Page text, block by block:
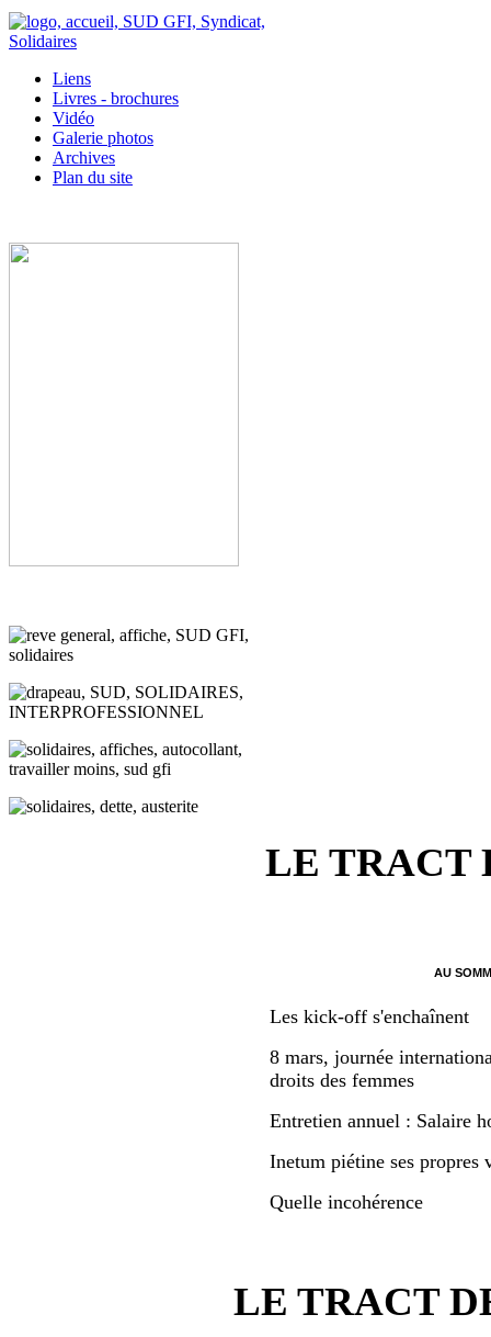
Liens
Livres - brochures
Vidéo
Galerie photos
Archives
Plan du site
LE TRACT
AU
Les kick-off s'enchaînent
8 mars, journée
droits des femmes
Entretien annuel : Salaire
Inetum piétine ses propres
Quelle incohérence
LE TRACT